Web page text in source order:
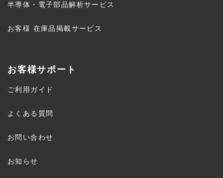
半導体・電子部品解析サービス
お客様 在庫品掲載サービス
お客様サポート
ご利用ガイド
よくある質問
お問い合わせ
お知らせ